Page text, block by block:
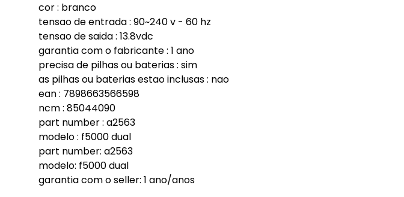
cor : branco
tensao de entrada : 90~240 v - 60 hz
tensao de saida : 13.8vdc
garantia com o fabricante : 1 ano
precisa de pilhas ou baterias : sim
as pilhas ou baterias estao inclusas : nao
ean : 7898663566598
ncm : 85044090
part number : a2563
modelo : f5000 dual
part number: a2563
modelo: f5000 dual
garantia com o seller: 1 ano/anos